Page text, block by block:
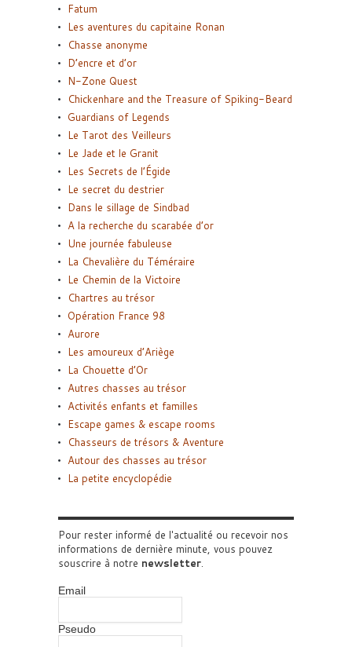
Fatum
Les aventures du capitaine Ronan
Chasse anonyme
D’encre et d’or
N-Zone Quest
Chickenhare and the Treasure of Spiking-Beard
Guardians of Legends
Le Tarot des Veilleurs
Le Jade et le Granit
Les Secrets de l’Égide
Le secret du destrier
Dans le sillage de Sindbad
A la recherche du scarabée d’or
Une journée fabuleuse
La Chevalière du Téméraire
Le Chemin de la Victoire
Chartres au trésor
Opération France 98
Aurore
Les amoureux d’Ariège
La Chouette d’Or
Autres chasses au trésor
Activités enfants et familles
Escape games & escape rooms
Chasseurs de trésors & Aventure
Autour des chasses au trésor
La petite encyclopédie
Pour rester informé de l'actualité ou recevoir nos
informations de dernière minute, vous pouvez
souscrire à notre newsletter.
Email
Pseudo